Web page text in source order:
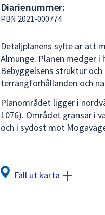
Använd
piltangenterna
att
navigera
mellan
sökförslagen
och
enter
för
att
av
Diarienummer:
PBN 2021-000774
Detaljplanens syfte är att
Almunge. Planen medger
Bebyggelsens struktur
terrängförhållanden och
Planområdet ligger i
1076). Området gränsar i
och i sydost mot
Fäll ut karta